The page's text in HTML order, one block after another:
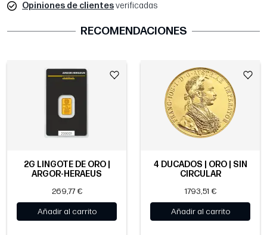
Opiniones de clientesverificadas
RECOMENDACIONES
2G LINGOTE DE ORO |
ARGOR-HERAEUS
269,77 €
Añadir al carrito
4 DUCADOS | ORO | SIN
CIRCULAR
1793,51 €
Añadir al carrito